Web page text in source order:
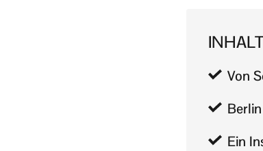
INHALT
Von
Ein